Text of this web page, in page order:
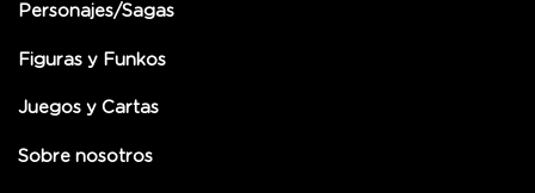
Personajes/Sagas
Figuras y Funkos
Juegos y Cartas
Sobre nosotros